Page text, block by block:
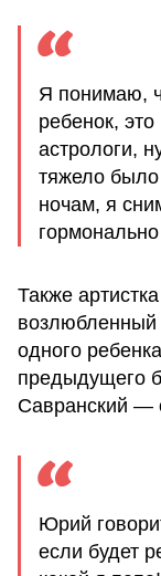
Я понимаю,
ребенок,
астрологи,
тяжело
ночам, я
Также
одного
предыдущего
Савранский —
Юрий
если будет